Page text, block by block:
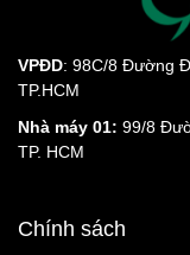
VPĐD: 98C/8 Đường
TP.HCM
Nhà máy 01: 99/8
TP. HCM
Chính sách